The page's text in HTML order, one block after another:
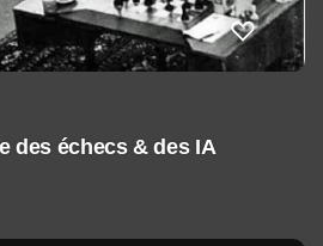
des échecs & des IA